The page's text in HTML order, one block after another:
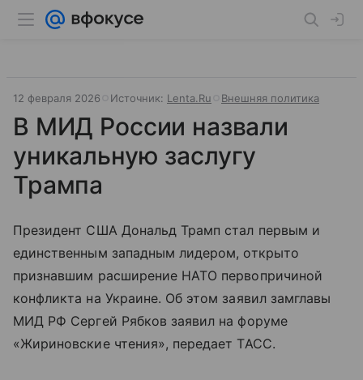
12 февраля 2026 Источник: Lenta.Ru Внешняя политика
В МИД России назвали
уникальную заслугу
Трампа
Президент США Дональд Трамп стал первым и
единственным западным лидером, открыто
признавшим расширение НАТО первопричиной
конфликта на Украине. Об этом заявил замглавы
МИД РФ Сергей Рябков заявил на форуме
«Жириновские чтения», передает ТАСС.